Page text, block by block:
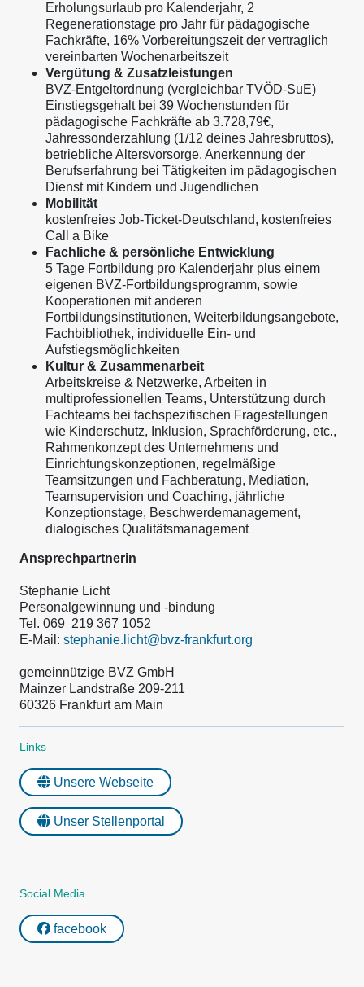
Erholungsurlaub pro Kalenderjahr, 2
Regenerationstage pro Jahr für pädagogische
Fachkräfte, 16% Vorbereitungszeit der vertraglich
vereinbarten Wochenarbeitszeit
Vergütung & Zusatzleistungen
BVZ-Entgeltordnung (vergleichbar TVÖD-SuE)
Einstiegsgehalt bei 39 Wochenstunden für
pädagogische Fachkräfte ab 3.728,79€,
Jahressonderzahlung (1/12 deines Jahresbruttos),
betriebliche Altersvorsorge, Anerkennung der
Berufserfahrung bei Tätigkeiten im pädagogischen
Dienst mit Kindern und Jugendlichen
Mobilität
kostenfreies Job-Ticket-Deutschland, kostenfreies
Call a Bike
Fachliche & persönliche Entwicklung
5 Tage Fortbildung pro Kalenderjahr plus einem
eigenen BVZ-Fortbildungsprogramm, sowie
Kooperationen mit anderen
Fortbildungsinstitutionen, Weiterbildungsangebote,
Fachbibliothek, individuelle Ein- und
Aufstiegsmöglichkeiten
Kultur & Zusammenarbeit
Arbeitskreise & Netzwerke, Arbeiten in
multiprofessionellen Teams, Unterstützung durch
Fachteams bei fachspezifischen Fragestellungen
wie Kinderschutz, Inklusion, Sprachförderung, etc.,
Rahmenkonzept des Unternehmens und
Einrichtungskonzeptionen, regelmäßige
Teamsitzungen und Fachberatung, Mediation,
Teamsupervision und Coaching, jährliche
Konzeptionstage, Beschwerdemanagement,
dialogisches Qualitätsmanagement
Ansprechpartnerin
Stephanie Licht
Personalgewinnung und -bindung
Tel. 069 219 367 1052
E-Mail: stephanie.licht@bvz-frankfurt.org
gemeinnützige BVZ GmbH
Mainzer Landstraße 209-211
60326 Frankfurt am Main
Links
Unsere Webseite
Unser Stellenportal
Social Media
facebook